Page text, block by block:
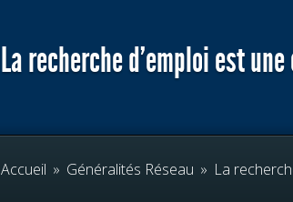
La recherche d’emploi est
Accueil » Généralités Réseau » La